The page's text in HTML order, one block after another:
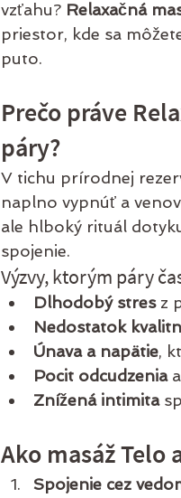
vzťahu? Relaxačná
priestor, kde sa
puto.
Prečo práve
páry?
V tichu prírodnej
naplno vypnúť a
ale hlboký rituál
spojenie.
Výzvy, ktorým páry
Dlhodobý stres z
Nedostatok
Únava a napätie,
Pocit odcudzenia
Znížená intimita
Ako masáž Telo
Spojenie cez